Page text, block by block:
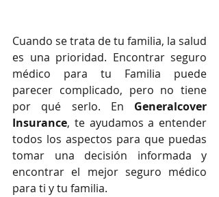
Cuando se trata de tu familia, la salud
es una prioridad. Encontrar seguro
médico para tu Familia puede
parecer complicado, pero no tiene
por qué serlo. En Generalcover
Insurance, te ayudamos a entender
todos los aspectos para que puedas
tomar una decisión informada y
encontrar el mejor seguro médico
para ti y tu familia.